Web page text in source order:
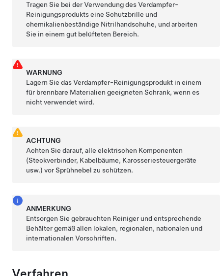
Tragen Sie bei der Verwendung des Verdampfer-
Reinigungsprodukts eine Schutzbrille und
chemikalienbeständige Nitrilhandschuhe, und arbeiten
Sie in einem gut belüfteten Bereich.
WARNUNG
Lagern Sie das Verdampfer-Reinigungsprodukt in einem
für brennbare Materialien geeigneten Schrank, wenn es
nicht verwendet wird.
ACHTUNG
Achten Sie darauf, alle elektrischen Komponenten
(Steckverbinder, Kabelbäume, Karosseriesteuergeräte
usw.) vor Sprühnebel zu schützen.
ANMERKUNG
Entsorgen Sie gebrauchten Reiniger und entsprechende
Behälter gemäß allen lokalen, regionalen, nationalen und
internationalen Vorschriften.